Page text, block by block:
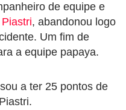
de equipe e
, abandonou logo
Um fim de
a equipe papaya.
a ter 25 pontos de